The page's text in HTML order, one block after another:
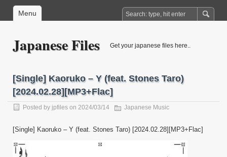
Menu
Japanese Files Get your japanese files here..
[Single] Kaoruko – Y (feat. Stones Taro)
[2024.02.28][MP3+Flac]
Posted by jpfiles on 2024/03/14 Japanese Music
[Single] Kaoruko – Y (feat. Stones Taro) [2024.02.28][MP3+Flac]